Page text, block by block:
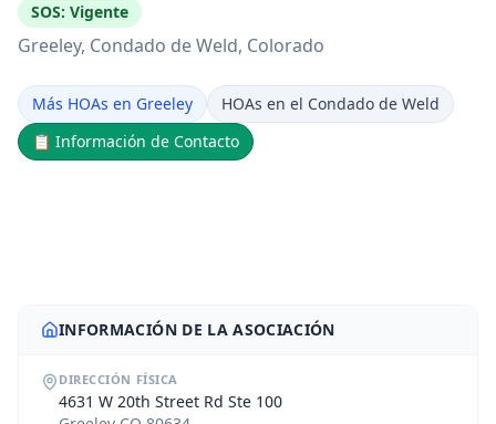
SOS: Vigente
Greeley, Condado de Weld, Colorado
Más HOAs en Greeley
HOAs en el Condado de Weld
📋 Información de Contacto
INFORMACIÓN DE LA ASOCIACIÓN
DIRECCIÓN FÍSICA
4631 W 20th Street Rd Ste 100